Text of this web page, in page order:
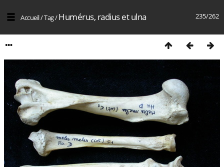
235/262
Accueil/Tag/Humérus, radius et ulna